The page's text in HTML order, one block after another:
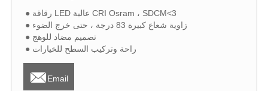
● رقاقة LED عالية CRI Osram ، SDCM<3
● زاوية شعاع كبيرة 83 درجة ، حتى خرج الضوء
● تصميم مضاد للوهج
● راحة وتركيب السطح للخيارات
Email